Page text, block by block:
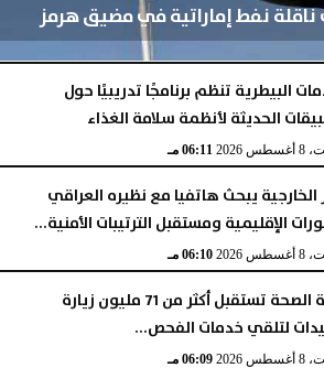
نفط إماراتية في مضيق هرمز
البيطرية تنظم برنامجًا تدريبيًا حول
الحديثة لأنظمة سلامة الغذاء
2026 06:11 مـ
الخارجية يبحث هاتفيا مع نظيره العراقي
الإقليمية ومستقبل الترتيبات الأمنية...
2026 06:10 مـ
وزارة الصحة تستقبل أكثر من 71 مليون زيارة
لتلقي خدمات الفحص...
2026 06:09 مـ